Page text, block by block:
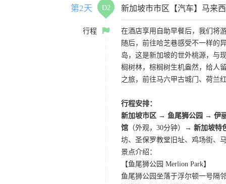
第2天 D2 新加坡市市区【汽车】马来
行程
在酒店享用自助早餐后，我们将
随后，前往哈芝巷感受不一样的
岛，这是新加坡的世外桃源，与
榈树林，棕榈树生机盎然，给人
之旅，前往马六甲古城门、荷兰
行程安排：
新加坡市区 → 鱼尾狮公园 → 伊
馆 （外观，30分钟）→ 新加坡特
坊、圣保罗教堂旧址、鸡场街、
景点介绍：
【鱼尾狮公园 Merlion Park】
鱼尾狮公园坐落于浮尔顿一号隔